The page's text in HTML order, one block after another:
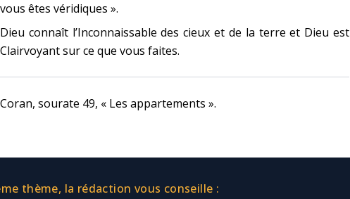
vous êtes véridiques ».
Dieu connaît l’Inconnaissable des cieux et de la terre et Dieu est
Clairvoyant sur ce que vous faites.
Coran, sourate 49, « Les appartements ».
thème, la rédaction vous conseille :